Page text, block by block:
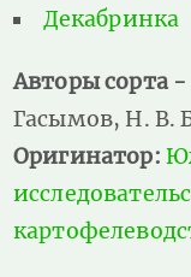
Декабринка
Авторы сорта -
Гасымов, Н. В.
Оригинатор: